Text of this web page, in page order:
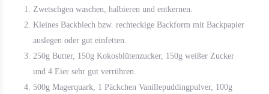
Zwetschgen waschen, halbieren und entkernen.
Kleines Backblech bzw. rechteckige Backform mit Backpapier
auslegen oder gut einfetten.
250g Butter, 150g Kokosblütenzucker, 150g weißer Zucker
und 4 Eier sehr gut verrühren.
500g Magerquark, 1 Päckchen Vanillepuddingpulver, 100g